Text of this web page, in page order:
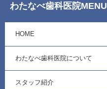
わたなべ歯科医院MENU
HOME
わたなべ歯科医院について
スタッフ紹介